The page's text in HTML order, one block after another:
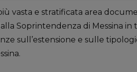
vasta e stratificata area
Soprintendenza di Messina in
sull’estensione e sulle